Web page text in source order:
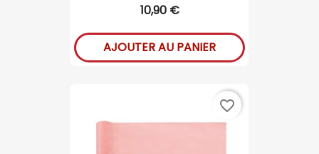
10,90 €
AJOUTER AU PANIER
favorite_border